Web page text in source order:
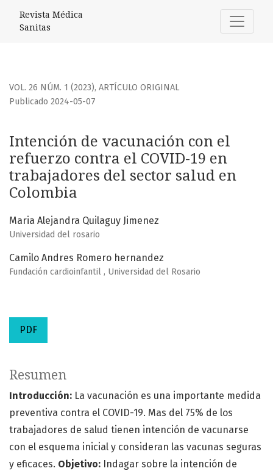
Intención de vacunación con el refuerzo contra el
Revista Médica
Sanitas
VOL. 26 NÚM. 1 (2023), ARTÍCULO ORIGINAL
Intención de vacunación con el
refuerzo contra el COVID-19 en
trabajadores del sector salud en
Colombia
Publicado 2024-05-07
Maria Alejandra Quilaguy Jimenez
Universidad del rosario
Camilo Andres Romero hernandez
Fundación cardioinfantil , Universidad del Rosario
PDF
Resumen
Introducción: La vacunación es una importante medida
preventiva contra el COVID-19. Mas del 75% de los
trabajadores de salud tienen intención de vacunarse
con el esquema inicial y consideran las vacunas seguras
y eficaces. Objetivo: Indagar sobre la intención de